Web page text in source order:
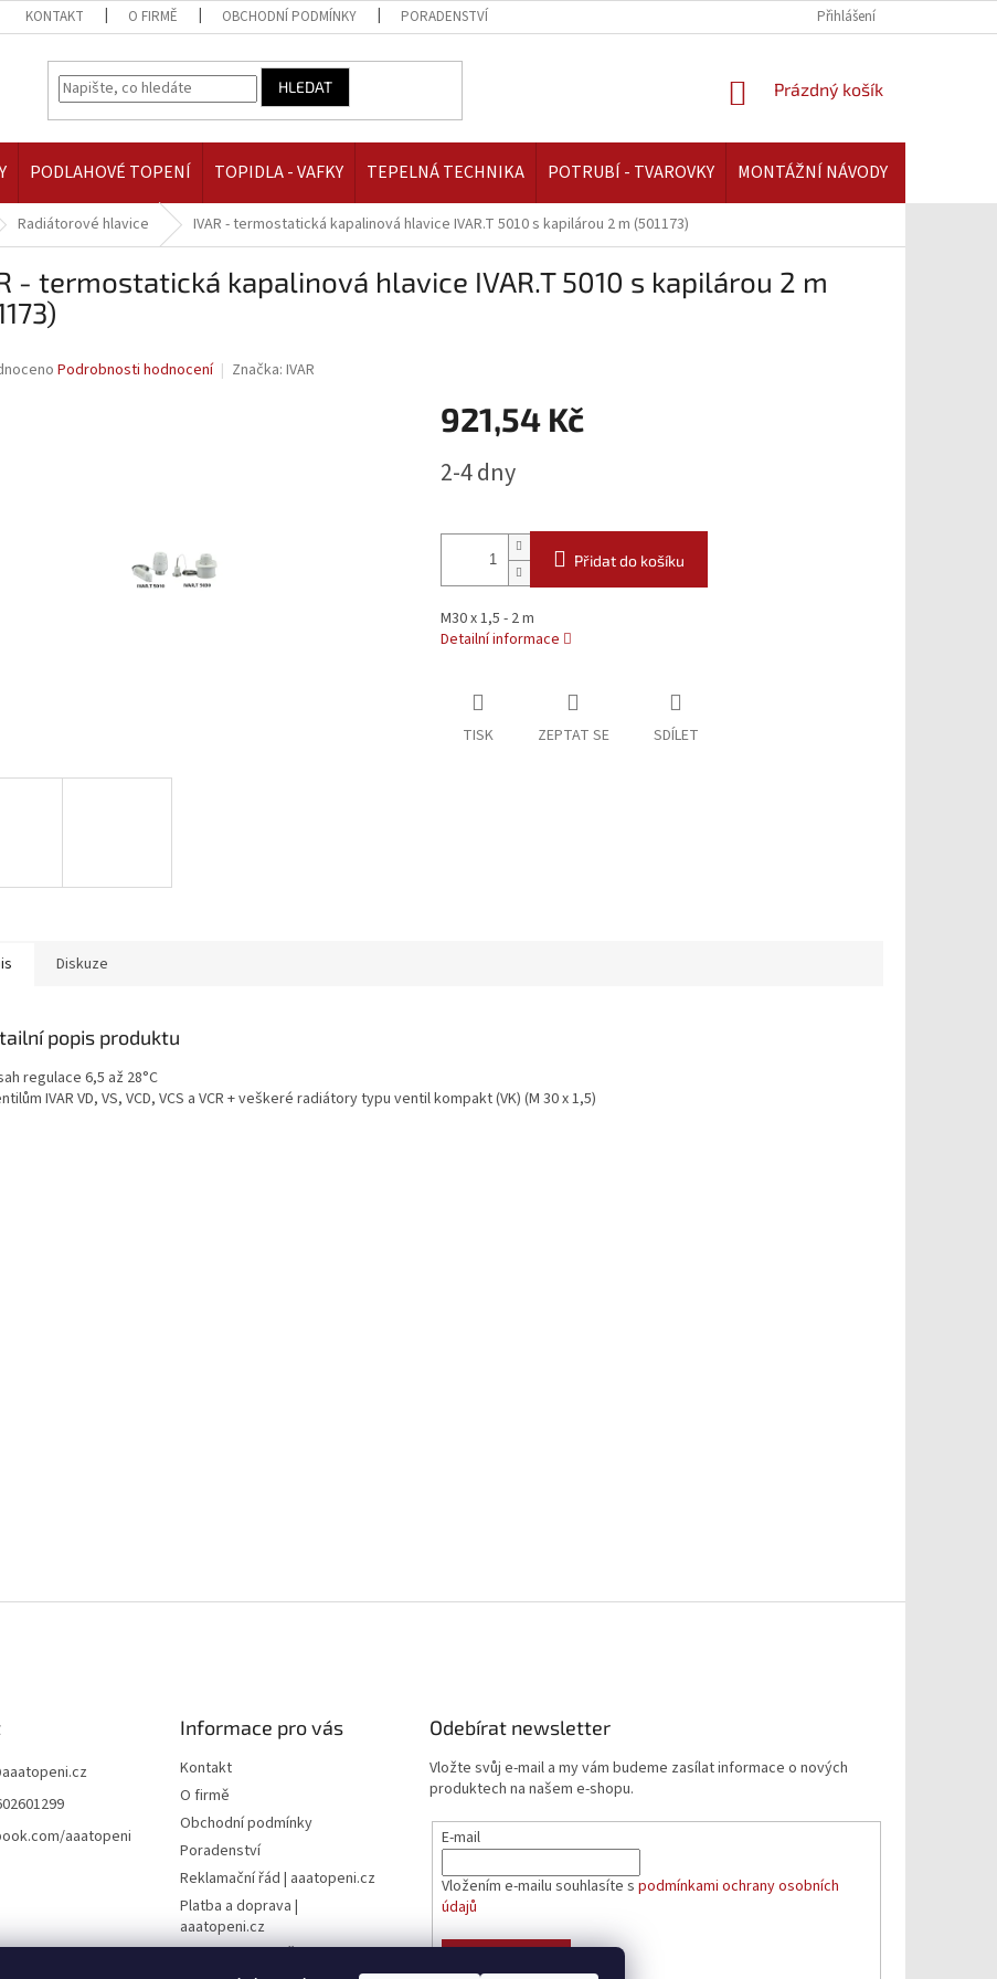
KONTAKT O FIRMĚ OBCHODNÍ PODMÍNKY PORADENSTVÍ PLATBA A DOPRAVA |
Přihlášení
HLEDAT
NÁKUPNÍ
Prázdný košík
PODLAHOVÉ TOPENÍ TOPIDLA - VAFKY TEPELNÁ TECHNIKA POTRUBÍ - TVAROVKY MONTÁŽNÍ NÁVODY
Radiátorové hlavice IVAR - termostatická kapalinová hlavice IVAR.T 5010 s kapilárou 2 m (501173)
- termostatická kapalinová hlavice IVAR.T 5010 s kapilárou 2 m
Podrobnosti hodnocení Značka: IVAR
921,54 Kč
cena:
2-4 dny
Přidat do košíku
M30 x 1,5 - 2 m
Detailní informace
TISK ZEPTAT SE SDÍLET
Diskuze
popis produktu
regulace 6,5 až 28°C
IVAR VD, VS, VCD, VCS a VCR + veškeré radiátory typu ventil kompakt (VK) (M 30 x 1,5)
aaatopeni.cz
aaatopeni
Informace pro vás
Kontakt
O firmě
Obchodní podmínky
Poradenství
Reklamační řád | aaatopeni.cz
Platba a doprava |
aaatopeni.cz
Odebírat newsletter
Vložte svůj e-mail a my vám budeme zasílat informace o nových
produktech na našem e-shopu.
E-mail
Vložením e-mailu souhlasíte spodmínkami ochrany osobních
údajů